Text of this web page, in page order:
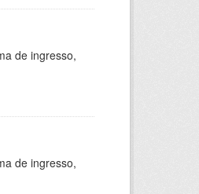
de ingresso,
de ingresso,